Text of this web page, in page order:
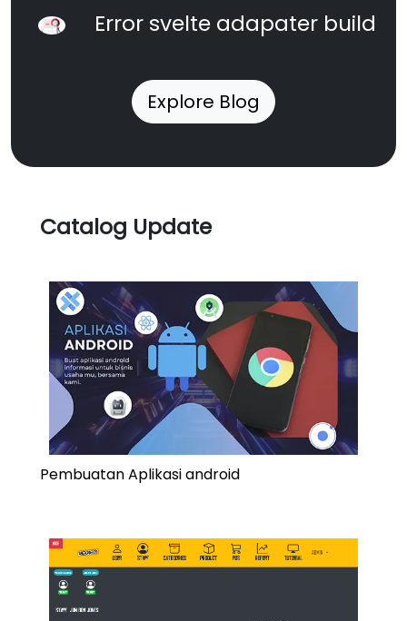
Error svelte adapater build
Explore Blog
Catalog Update
Pembuatan Aplikasi android